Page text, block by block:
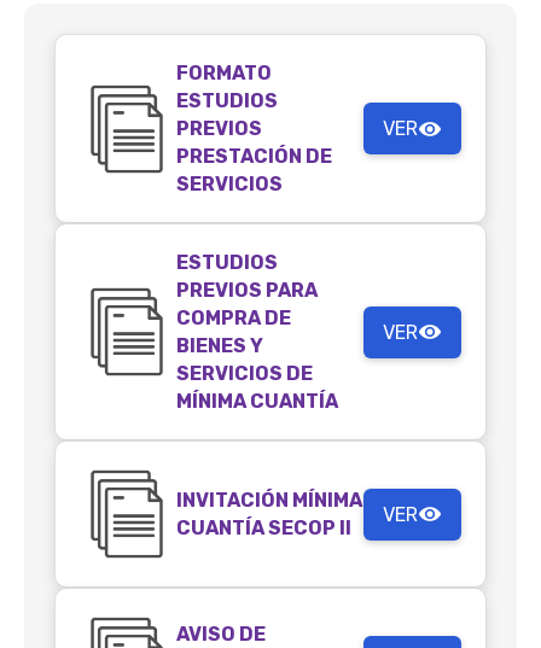
FORMATO
ESTUDIOS
PREVIOS
PRESTACIÓN DE
SERVICIOS
VER
ESTUDIOS
PREVIOS PARA
COMPRA DE
BIENES Y
SERVICIOS DE
MÍNIMA CUANTÍA
VER
INVITACIÓN MÍNIMA
CUANTÍA SECOP II
VER
AVISO DE